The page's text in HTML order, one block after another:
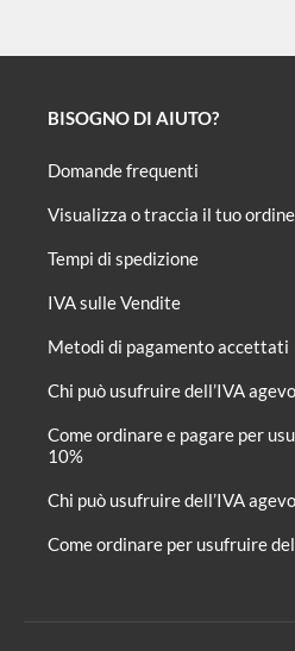
BISOGNO DI AIUTO?
Domande frequenti
Visualizza o traccia il tuo ordine
Tempi di spedizione
IVA sulle Vendite
Metodi di pagamento accettati
Chi può usufruire dell’IVA
Come ordinare e pagare per
10%
Chi può usufruire dell’IVA
Come ordinare per usufruire